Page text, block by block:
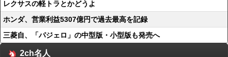
レクサスの軽トラとかどうよ
ホンダ、営業利益5307億円で過去最高を記録
三菱自、「パジェロ」の中型版・小型版も発売へ
2ch名人